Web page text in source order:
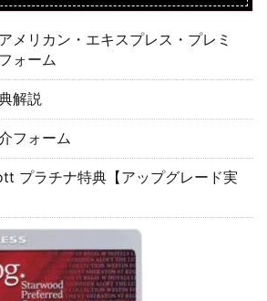
リカン・エキスプレス・プレミ
ォーム
解説
フォーム
プラチナ特典【アップグレード実